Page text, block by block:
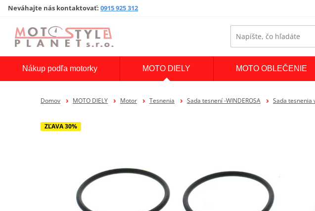
Neváhajte nás kontaktovať: 0915 925 312
Nákup podľa motorky MOTO DIELY MOTO OBLEČENIE
Domov MOTO DIELY Motor Tesnenia Sada tesnení -WINDEROSA Sada tesnenia
ZĽAVA 30%